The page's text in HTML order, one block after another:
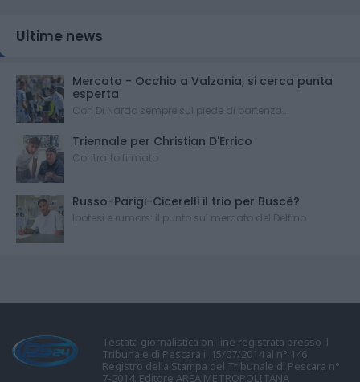
Ultime news
Mercato - Occhio a Valzania, si cerca punta
esperta
Con Di Nardo sempre sul piede di partenza...
Triennale per Christian D'Errico
Contratto firmato
Russo-Parigi-Cicerelli il trio per Buscè?
Ipotesi e rumors: il punto sul mercato del Delfino
Testata giornalistica on-line registrata presso il
Tribunale di Pescara il 15/07/2014 al n° 146
Registro della Stampa del Tribunale di Pescara n°
7-2014. Editore AREA METROPOLITANA